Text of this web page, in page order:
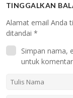
TINGGALKAN
Alamat email Anda
ditandai *
Simpan nama,
untuk